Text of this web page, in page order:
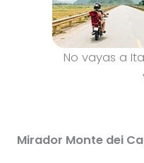
No vayas a
Mirador Monte dei